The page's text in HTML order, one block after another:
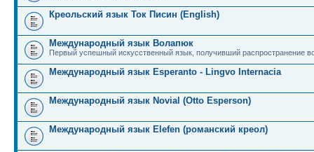
Креольский язык Ток Писин (English)
Международный язык Волапюк
Первый успешный искусственный язык, получивший распространение
Международный язык Esperanto - Lingvo Internacia
Международный язык Novial (Otto Esperson)
Международный язык Elefen (романский креол)